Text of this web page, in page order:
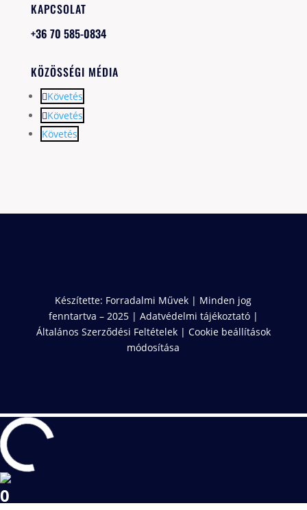
KAPCSOLAT
+36 70 585-0834
KÖZÖSSÉGI MÉDIA
Követés
Követés
Követés
Készítette: Forradalmi Művek | Minden jog
fenntartva – 2025 | Adatvédelmi tájékoztató |
Általános Szerződési Feltételek| Cookie beállítások
módosítása
0